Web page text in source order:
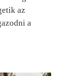
az
a